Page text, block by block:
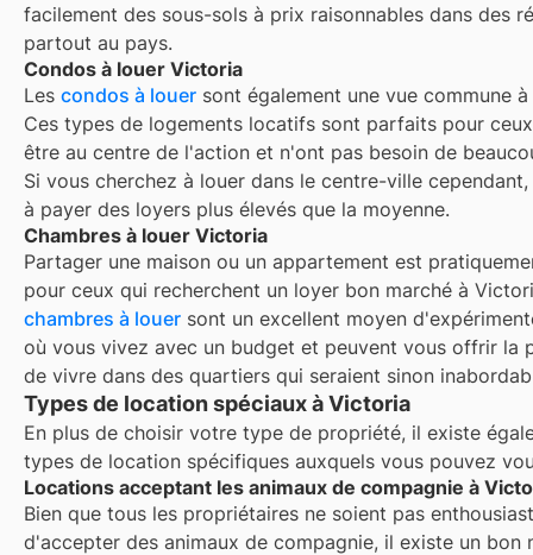
facilement des sous-sols à prix raisonnables dans des
partout au pays.
Condos à louer Victoria
Les condos à louer sont également une vue commune à
Ces types de logements locatifs sont parfaits pour
être au centre de l'action et n'ont pas besoin de
Si vous cherchez à louer dans le centre-ville
à payer des loyers plus élevés que la moyenne.
Chambres à louer Victoria
Partager une maison ou un appartement est
pour ceux qui recherchent un loyer bon marché à
chambres à louer sont un excellent moyen
où vous vivez avec un budget et peuvent vous offrir la
de vivre dans des quartiers qui seraient sinon
Types de location spéciaux à Victoria
En plus de choisir votre type de propriété, il existe
types de location spécifiques auxquels vous pouvez
Locations acceptant les animaux de compagnie à
Bien que tous les propriétaires ne soient pas
d'accepter des animaux de compagnie, il existe un bon